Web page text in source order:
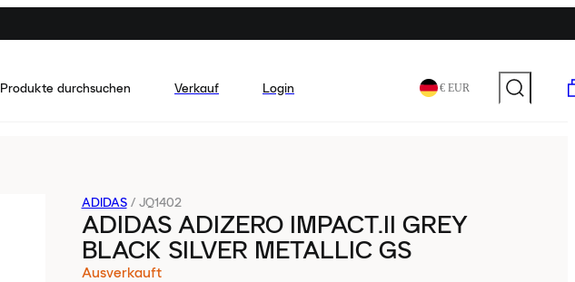
Produkte durchsuchen Verkauf Login € EUR
ADIDAS / JQ1402
ADIDAS ADIZERO IMPACT.II GREY
BLACK SILVER METALLIC GS
Ausverkauft